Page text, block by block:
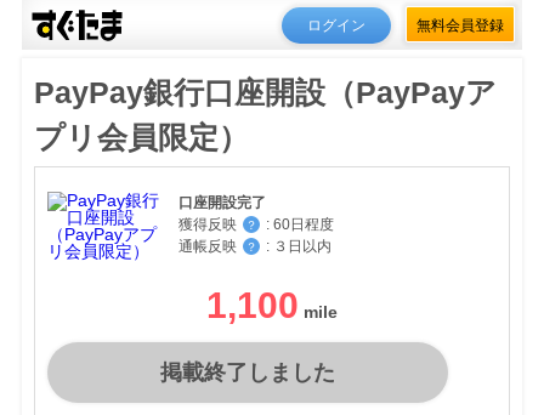
ログイン 無料会員登録
PayPay銀行口座開設（PayPayア
プリ会員限定）
口座開設完了
獲得反映
？ : 60日程度
通帳反映
？ : ３日以内
1,100
掲載終了しました